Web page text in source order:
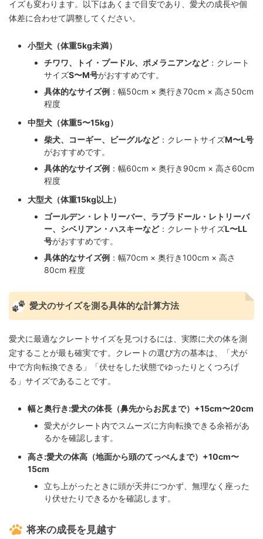
イズも変わります。以下はあくまで目安であり、愛犬の成長や個
体差に合わせて調整してください。
小型犬（体重5kg未満）
チワワ、トイ・プードル、ポメラニアンなど：クレート
サイズS〜M号がおすすめです。
具体的なサイズ例 ：幅50cm × 奥行き70cm × 高さ50cm
程度
中型犬（体重5〜15kg）
柴犬、コーギー、ビーグルなど：クレートサイズM〜L号
がおすすめです。
具体的なサイズ例 ：幅60cm × 奥行き90cm × 高さ60cm
程度
大型犬（体重15kg以上）
ゴールデン・レトリーバー、ラブラドール・レトリーバ
ー、シベリアン・ハスキーなど：クレートサイズL〜LL
号がおすすめです。
具体的なサイズ例 ：幅70cm × 奥行き100cm × 高さ
80cm 程度
愛犬のサイズを測る具体的な計算方法
愛犬に最適なクレートサイズを見つけるには、実際に犬の体を測
定することが最も確実です。クレートの選び方の基本は、「犬が
中で方向転換できる」「伏せをした状態でゆったりとくつろげ
る」サイズであることです。
幅と奥行き:愛犬の体長（鼻先からお尻まで）+15cm〜20cm
愛犬がクレート内でスムーズに方向転換できる余裕があ
るかを確認します。
高さ:愛犬の体高（地面から頭のてっぺんまで）+10cm〜
15cm
立ち上がったときに頭が天井につかず、無理なく座った
り伏せたりできるかを確認します。
将来の成長を見越す